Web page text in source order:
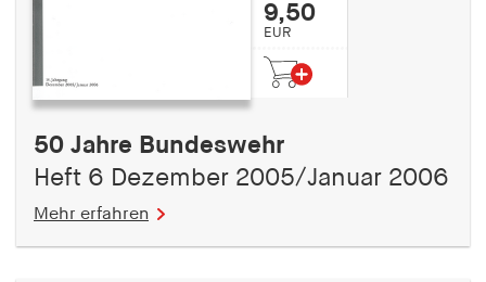
9,50
EUR
50 Jahre Bundeswehr
Heft 6 Dezember 2005/Januar 2006
Mehr erfahren